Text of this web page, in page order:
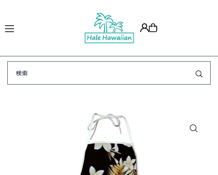
Translation missing: ja.accessibility.skip_to_text